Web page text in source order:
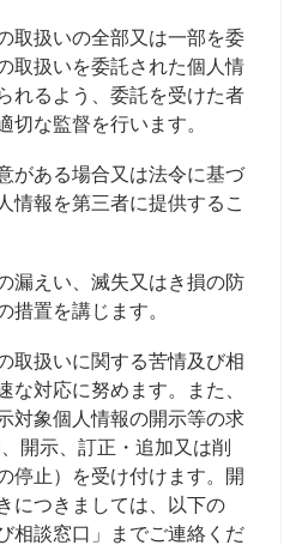
取扱いの全部又は一部を委
取扱いを委託された個人情
れるよう、委託を受けた者
切な監督を行います。
がある場合又は法令に基づ
情報を第三者に提供するこ
漏えい、滅失又はき損の防
措置を講じます。
取扱いに関する苦情及び相
な対応に努めます。また、
対象個人情報の開示等の求
開示、訂正・追加又は削
停止）を受け付けます。開
につきましては、以下の
相談窓口」までご連絡くだ